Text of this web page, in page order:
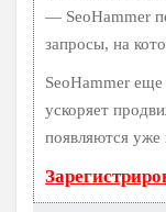
— SeoHammer
запросы, на
SeoHammer еще
ускоряет
появляются уже